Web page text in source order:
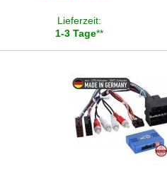
Lieferzeit:
1-3 Tage**